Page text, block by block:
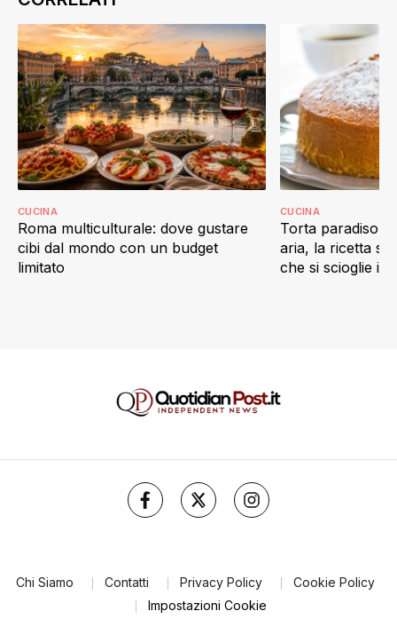
Roma multiculturale: dove gustare
cibi dal mondo con un budget
limitato
CUCINA
Torta paradiso
aria, la ricetta
che si scioglie in
CUCINA
Chi Siamo Contatti Privacy Policy
Cookie Policy
Impostazioni Cookie